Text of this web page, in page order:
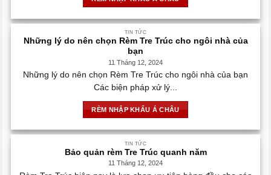
TIN TỨC
Những lý do nên chọn Rèm Tre Trúc cho ngôi nhà của
bạn
11 Tháng 12, 2024
Những lý do nên chọn Rèm Tre Trúc cho ngôi nhà của bạn
Các biện pháp xử lý...
RÈM NHẬP KHẨU Á CHÂU
TIN TỨC
Bảo quản rèm Tre Trúc quanh năm
11 Tháng 12, 2024